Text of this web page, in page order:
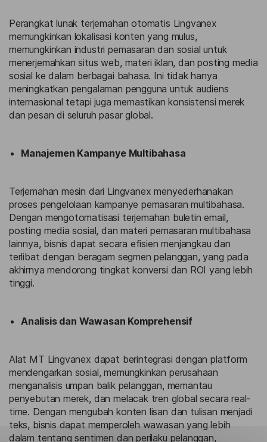
Perangkat lunak terjemahan otomatis Lingvanex
memungkinkan lokalisasi konten yang mulus,
memungkinkan industri pemasaran dan sosial untuk
menerjemahkan situs web, materi iklan, dan posting media
sosial ke dalam berbagai bahasa. Ini tidak hanya
meningkatkan pengalaman pengguna untuk audiens
internasional tetapi juga memastikan konsistensi merek
dan pesan di seluruh pasar global.
Manajemen Kampanye Multibahasa
Terjemahan mesin dari Lingvanex menyederhanakan
proses pengelolaan kampanye pemasaran multibahasa.
Dengan mengotomatisasi terjemahan buletin email,
posting media sosial, dan materi pemasaran multibahasa
lainnya, bisnis dapat secara efisien menjangkau dan
terlibat dengan beragam segmen pelanggan, yang pada
akhirnya mendorong tingkat konversi dan ROI yang lebih
tinggi.
Analisis dan Wawasan Komprehensif
Alat MT Lingvanex dapat berintegrasi dengan platform
mendengarkan sosial, memungkinkan perusahaan
menganalisis umpan balik pelanggan, memantau
penyebutan merek, dan melacak tren global secara real-
time. Dengan mengubah konten lisan dan tulisan menjadi
teks, bisnis dapat memperoleh wawasan yang lebih
dalam tentang sentimen dan perilaku pelanggan,